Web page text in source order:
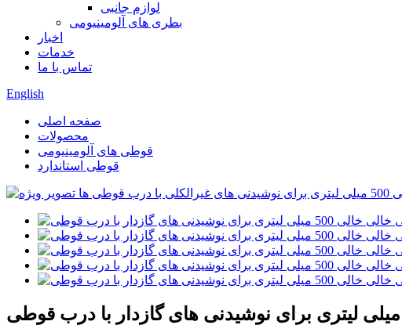
لوازم جانبی
بطری های آلومینیومی
اخبار
خدمات
تماس با ما
English
صفحه اصلی
محصولات
قوطی های آلومینیومی
قوطی استاندارد